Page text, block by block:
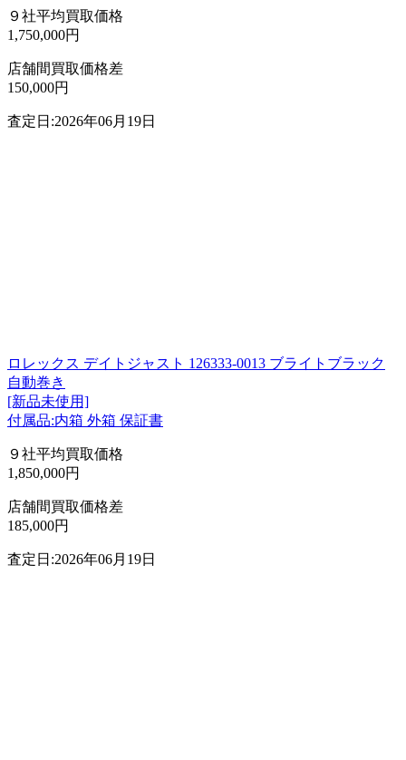
９社平均買取価格
1,750,000円
店舗間買取価格差
150,000円
査定日:2026年06月19日
ロレックス デイトジャスト 126333-0013 ブライトブラック
自動巻き
[新品未使用]
付属品:内箱 外箱 保証書
９社平均買取価格
1,850,000円
店舗間買取価格差
185,000円
査定日:2026年06月19日